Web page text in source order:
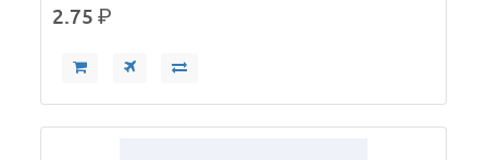
2.75р.